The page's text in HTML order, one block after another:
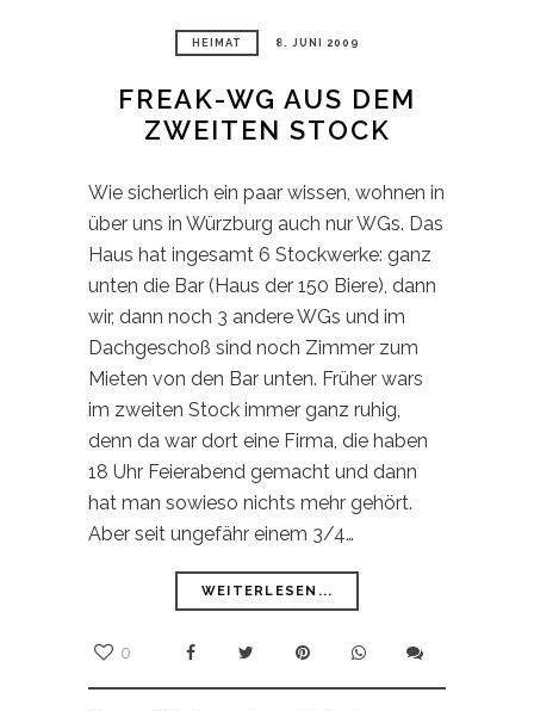
HEIMAT 8. JUNI 2009
FREAK-WG AUS DEM
ZWEITEN STOCK
Wie sicherlich ein paar wissen, wohnen in
über uns in Würzburg auch nur WGs. Das
Haus hat ingesamt 6 Stockwerke: ganz
unten die Bar (Haus der 150 Biere), dann
wir, dann noch 3 andere WGs und im
Dachgeschoß sind noch Zimmer zum
Mieten von den Bar unten. Früher wars
im zweiten Stock immer ganz ruhig,
denn da war dort eine Firma, die haben
18 Uhr Feierabend gemacht und dann
hat man sowieso nichts mehr gehört.
Aber seit ungefähr einem 3/4…
WEITERLESEN...
0